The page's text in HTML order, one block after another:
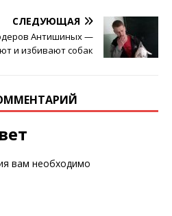
СЛЕДУЮЩАЯ
Антишиных —
и избивают собак
вам необходимо